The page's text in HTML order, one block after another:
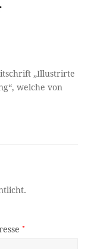
„Illustrirte
welche von
*